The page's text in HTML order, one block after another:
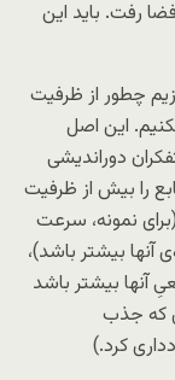
رفت. باید این
چطور از ظرفیت
این اصل
دوراندیشی
را بیش از ظرفیت
نمونه، سرعت
بیشتر باشد)،
آنها بیشتر باشد
که جذب
کرد.)